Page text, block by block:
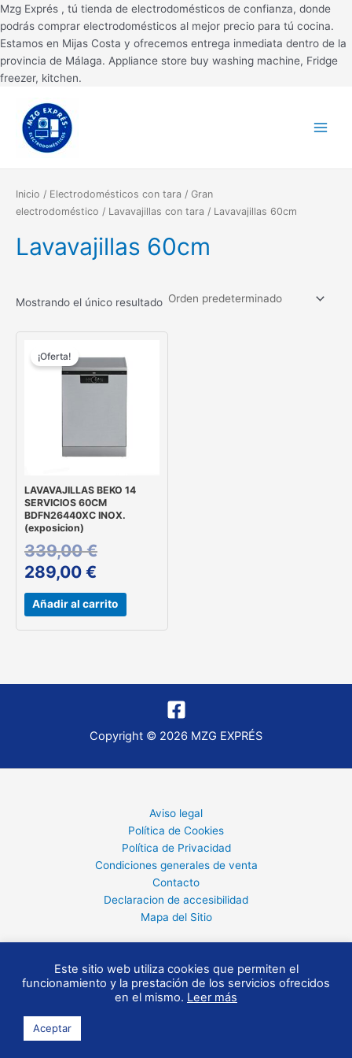
Mzg Exprés , tú tienda de electrodomésticos de confianza, donde
podrás comprar electrodomésticos al mejor precio para tú cocina.
Estamos en Mijas Costa y ofrecemos entrega inmediata dentro de la
provincia de Málaga. Appliance store buy washing machine, Fridge
freezer, kitchen.
Ir
al
contenido
Menu
Inicio / Electrodomésticos con tara / Gran
electrodoméstico / Lavavajillas con tara / Lavavajillas 60cm
Lavavajillas 60cm
Mostrando el único resultado
¡Oferta!
LAVAVAJILLAS BEKO 14
SERVICIOS 60CM
BDFN26440XC INOX.
(exposicion)
339,00€
original
era:
289,00 €
es:
Añadir al carrito
Copyright © 2026 MZG EXPRÉS
Aviso legal
Política de Cookies
Política de Privacidad
Condiciones generales de venta
Contacto
Declaracion de accesibilidad
Mapa del Sitio
Este sitio web utiliza cookies que permiten el
funcionamiento y la prestación de los servicios ofrecidos
en el mismo. Leer más
Aceptar